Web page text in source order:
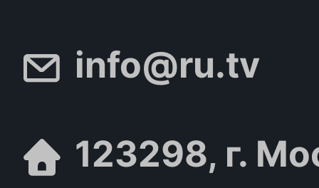
info@ru.tv
123298, г.